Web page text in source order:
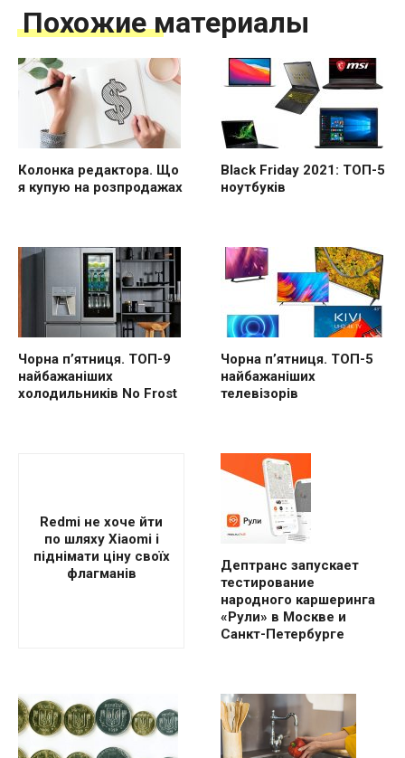
Похожие материалы
Колонка редактора. Що
я купую на розпродажах
Black Friday 2021: ТОП-5
ноутбуків
Чорна п’ятниця. ТОП-9
найбажаніших
холодильників No Frost
Чорна п’ятниця. ТОП-5
найбажаніших
телевізорів
Redmi не хоче йти
по шляху Xiaomi і
піднімати ціну своїх
флагманів
Дептранс запускает
тестирование
народного каршеринга
«Рули» в Москве и
Санкт-Петербурге